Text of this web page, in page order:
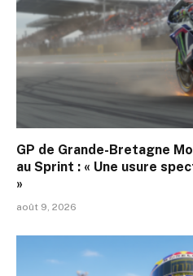
GP de Grande-Bretagne
au Sprint : « Une usure
»
août 9, 2026